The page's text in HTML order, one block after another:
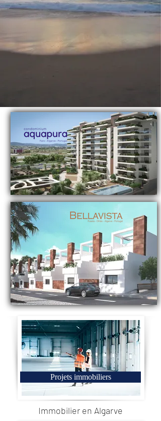
Projets immobiliers
Immobilier en Algarve